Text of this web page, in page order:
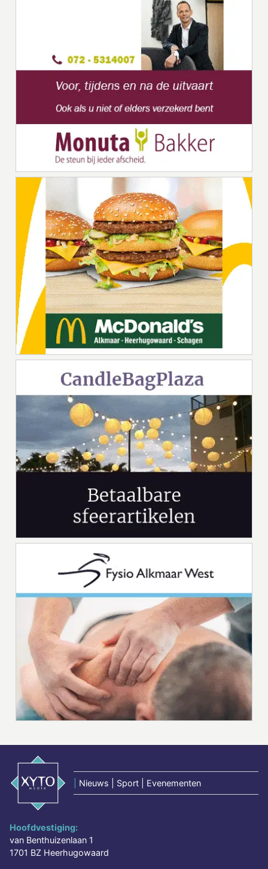
Nieuws | Sport | Evenementen
Hoofdvestiging:
van Benthuizenlaan 1
1701 BZ Heerhugowaard